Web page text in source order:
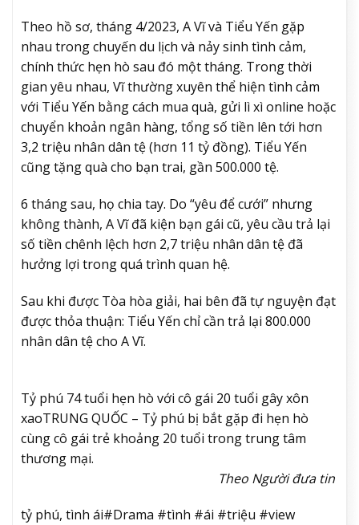
Theo hồ sơ, tháng 4/2023, A Vĩ và Tiểu Yến gặp
nhau trong chuyến du lịch và nảy sinh tình cảm,
chính thức hẹn hò sau đó một tháng. Trong thời
gian yêu nhau, Vĩ thường xuyên thể hiện tình cảm
với Tiểu Yến bằng cách mua quà, gửi lì xì online hoặc
chuyển khoản ngân hàng, tổng số tiền lên tới hơn
3,2 triệu nhân dân tệ (hơn 11 tỷ đồng). Tiểu Yến
cũng tặng quà cho bạn trai, gần 500.000 tệ.
6 tháng sau, họ chia tay. Do “yêu để cưới” nhưng
không thành, A Vĩ đã kiện bạn gái cũ, yêu cầu trả lại
số tiền chênh lệch hơn 2,7 triệu nhân dân tệ đã
hưởng lợi trong quá trình quan hệ.
Sau khi được Tòa hòa giải, hai bên đã tự nguyện đạt
được thỏa thuận: Tiểu Yến chỉ cần trả lại 800.000
nhân dân tệ cho A Vĩ.
Tỷ phú 74 tuổi hẹn hò với cô gái 20 tuổi gây xôn
xaoTRUNG QUỐC – Tỷ phú bị bắt gặp đi hẹn hò
cùng cô gái trẻ khoảng 20 tuổi trong trung tâm
thương mại.
Theo Người đưa tin
tỷ phú, tình ái#Drama #tình #ái #triệu #view